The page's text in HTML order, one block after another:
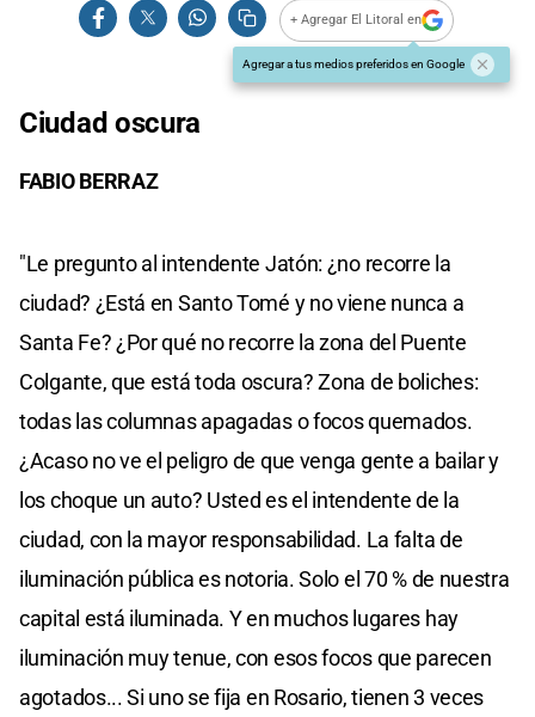
+ Agregar El Litoral en
Agregar a tus medios preferidos en Google
Ciudad oscura
FABIO BERRAZ
"Le pregunto al intendente Jatón: ¿no recorre la
ciudad? ¿Está en Santo Tomé y no viene nunca a
Santa Fe? ¿Por qué no recorre la zona del Puente
Colgante, que está toda oscura? Zona de boliches:
todas las columnas apagadas o focos quemados.
¿Acaso no ve el peligro de que venga gente a bailar y
los choque un auto? Usted es el intendente de la
ciudad, con la mayor responsabilidad. La falta de
iluminación pública es notoria. Solo el 70 % de nuestra
capital está iluminada. Y en muchos lugares hay
iluminación muy tenue, con esos focos que parecen
agotados... Si uno se fija en Rosario, tienen 3 veces